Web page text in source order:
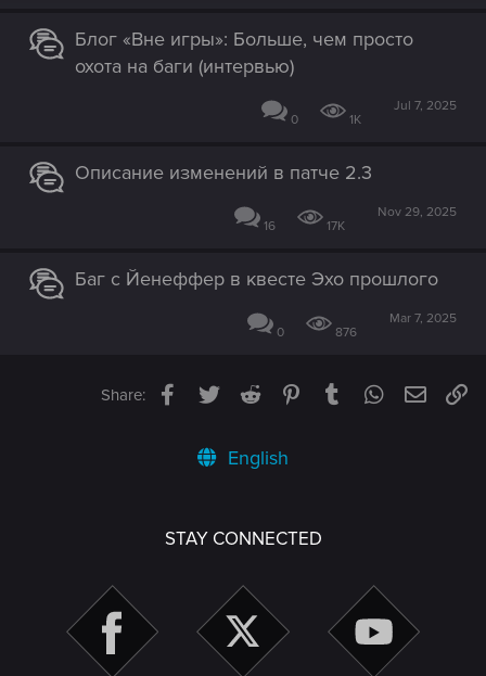
Блог «Вне игры»: Больше, чем просто
охота на баги (интервью)
0 1K
Jul 7, 2025
Описание изменений в патче 2.3
16 17K
Nov 29, 2025
Баг с Йенеффер в квесте Эхо прошлого
0 876
Mar 7, 2025
Share: Facebook
TwitterReddit PinterestTumblrWhatsApp
Email
English
STAY CONNECTED